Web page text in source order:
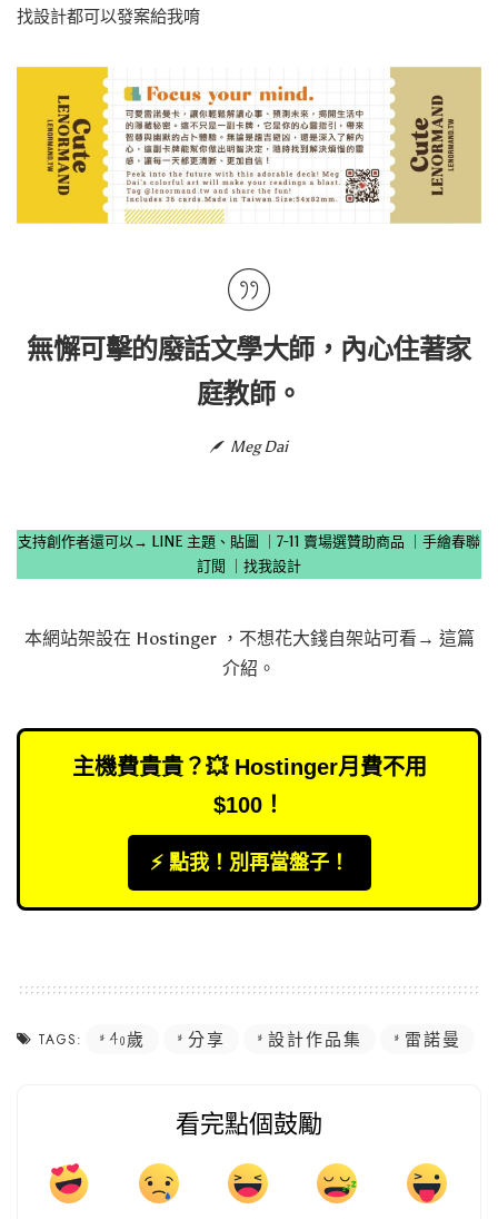
找設計都可以發案給我唷
無懈可擊的廢話文學大師，內心住著家
庭教師。
Meg Dai
支持創作者還可以→ LINE 主題、貼圖 7-11 賣場選贊助商品
手繪春聯
訂閱
找我設計
本網站架設在 Hostinger，不想花大錢自架站可看→ 這篇
介紹 。
主機費貴貴？💥 Hostinger月費不用
$100！
⚡️ 點我！別再當盤子！
TAGS: 40歲 分享 設計作品集 雷諾曼
看完點個鼓勵